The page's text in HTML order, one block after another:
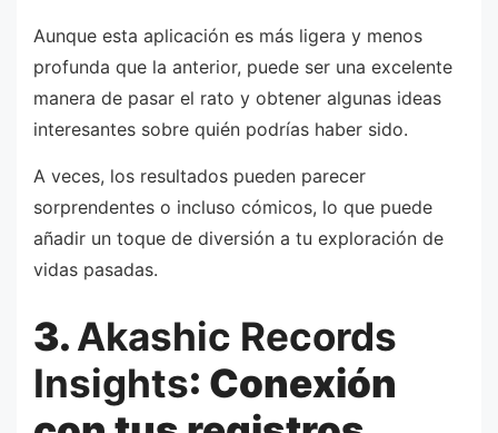
Aunque esta aplicación es más ligera y menos
profunda que la anterior, puede ser una excelente
manera de pasar el rato y obtener algunas ideas
interesantes sobre quién podrías haber sido.
A veces, los resultados pueden parecer
sorprendentes o incluso cómicos, lo que puede
añadir un toque de diversión a tu exploración de
vidas pasadas.
3.Akashic Records
Insights: Conexión